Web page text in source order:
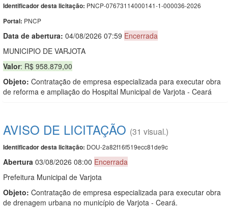
Identificador desta licitação: PNCP-07673114000141-1-000036-2026
Portal: PNCP
Data de abertura: 04/08/2026 07:59 Encerrada
MUNICIPIO DE VARJOTA
Valor: R$ 958.879,00
Objeto: Contratação de empresa especializada para executar obra
de reforma e ampliação do Hospital Municipal de Varjota - Ceará
AVISO DE LICITAÇÃO (31 visual.)
Identificador desta licitação: DOU-2a82f16f519ecc81de9c
Abertura 03/08/2026 08:00 Encerrada
Prefeitura Municipal de Varjota
Objeto: Contratação de empresa especializada para executar obra
de drenagem urbana no município de Varjota - Ceará.